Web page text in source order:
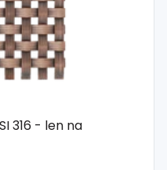
316 - len na